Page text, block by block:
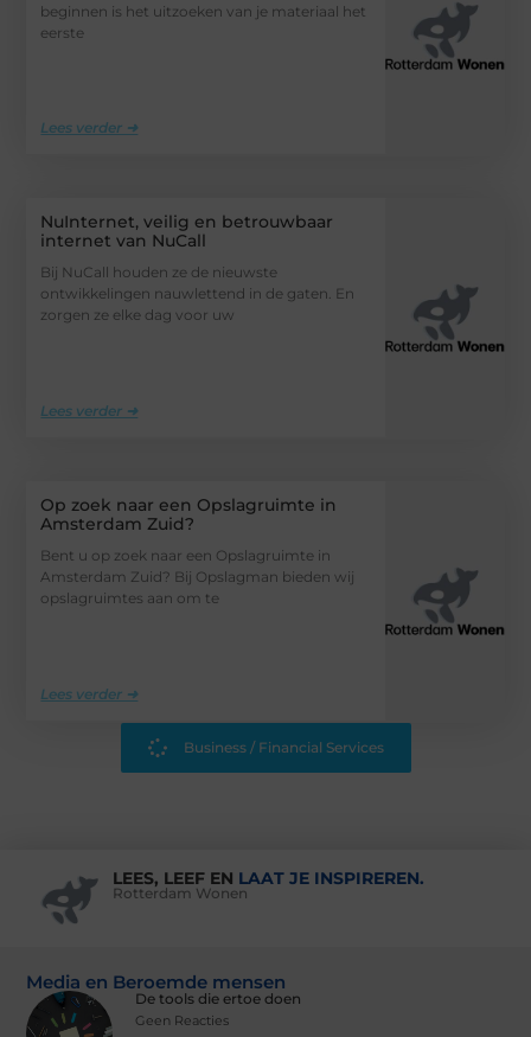
beginnen is het uitzoeken van je materiaal het
eerste
Lees verder ➜
NuInternet, veilig en betrouwbaar
internet van NuCall
Bij NuCall houden ze de nieuwste
ontwikkelingen nauwlettend in de gaten. En
zorgen ze elke dag voor uw
Lees verder ➜
Op zoek naar een Opslagruimte in
Amsterdam Zuid?
Bent u op zoek naar een Opslagruimte in
Amsterdam Zuid? Bij Opslagman bieden wij
opslagruimtes aan om te
Lees verder ➜
Business / Financial Services
LEES, LEEF EN LAAT JE INSPIREREN.
Rotterdam Wonen
Media en Beroemde mensen
De tools die ertoe doen
Geen Reacties